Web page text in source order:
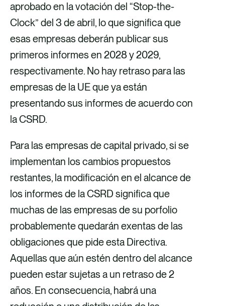
aprobado en la votación del “Stop-the-
Clock” del 3 de abril, lo que significa que
esas empresas deberán publicar sus
primeros informes en 2028 y 2029,
respectivamente. No hay retraso para las
empresas de la UE que ya están
presentando sus informes de acuerdo con
la CSRD.
Para las empresas de capital privado, si se
implementan los cambios propuestos
restantes, la modificación en el alcance de
los informes de la CSRD significa que
muchas de las empresas de su porfolio
probablemente quedarán exentas de las
obligaciones que pide esta Directiva.
Aquellas que aún estén dentro del alcance
pueden estar sujetas a un retraso de 2
años. En consecuencia, habrá una